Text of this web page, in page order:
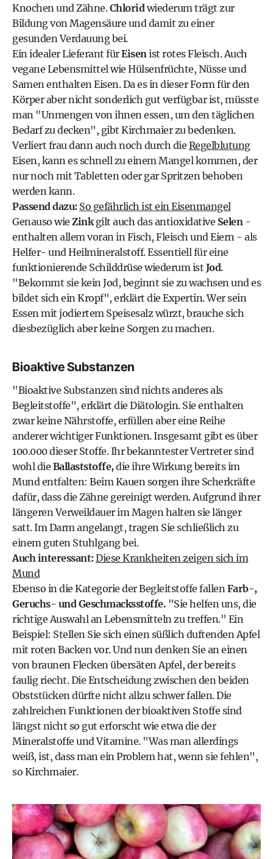
Knochen und Zähne.Chloridwiederum trägt zur
Bildung von Magensäure und damit zu einer
gesunden Verdauung bei.
Ein idealer Lieferant fürEisenist rotes Fleisch. Auch
vegane Lebensmittel wie Hülsenfrüchte, Nüsse und
Samen enthalten Eisen. Da es in dieser Form für den
Körper aber nicht sonderlich gut verfügbar ist, müsste
man "Unmengen von ihnen essen, um den täglichen
Bedarf zu decken", gibt Kirchmaier zu bedenken.
Verliert frau dann auch noch durch die Regelblutung
Eisen, kann es schnell zu einem Mangel kommen, der
nur noch mit Tabletten oder gar Spritzen behoben
werden kann.
Passend dazu: So gefährlich ist ein Eisenmangel
Genauso wie Zinkgilt auch das antioxidative Selen-
enthalten allem voran in Fisch, Fleisch und Eiern - als
Helfer- und Heilmineralstoff. Essentiell für eine
funktionierende Schilddrüse wiederum ist Jod.
"Bekommt sie kein Jod, beginnt sie zu wachsen und es
bildet sich ein Kropf", erklärt die Expertin. Wer sein
Essen mit jodiertem Speisesalz würzt, brauche sich
diesbezüglich aber keine Sorgen zu machen.
Bioaktive Substanzen
"Bioaktive Substanzen sind nichts anderes als
Begleitstoffe", erklärt die Diätologin. Sie enthalten
zwar keine Nährstoffe, erfüllen aber eine Reihe
anderer wichtiger Funktionen. Insgesamt gibt es über
100.000 dieser Stoffe. Ihr bekanntester Vertreter sind
wohl die Ballaststoffe,die ihre Wirkung bereits im
Mund entfalten: Beim Kauen sorgen ihre Scherkräfte
dafür, dass die Zähne gereinigt werden. Aufgrund ihrer
längeren Verweildauer im Magen halten sie länger
satt. Im Darm angelangt, tragen Sie schließlich zu
einem guten Stuhlgangbei.
Auch interessant: Diese Krankheiten zeigen sich im
Mund
Ebenso in die Kategorie der Begleitstoffe fallenFarb-,
Geruchs- und Geschmacksstoffe. "Sie helfen uns, die
richtige Auswahl an Lebensmitteln zu treffen." Ein
Beispiel: Stellen Sie sich einen süßlich duftenden Apfel
mit roten Backen vor. Und nun denken Sie an einen
von braunen Flecken übersäten Apfel, der bereits
faulig riecht. Die Entscheidung zwischen den beiden
Obststücken dürfte nicht allzu schwer fallen. Die
zahlreichen Funktionen der bioaktiven Stoffe sind
längst nicht so gut erforscht wie etwa die der
Mineralstoffe und Vitamine. "Was man allerdings
weiß, ist, dass man ein Problem hat, wenn sie fehlen",
so Kirchmaier.